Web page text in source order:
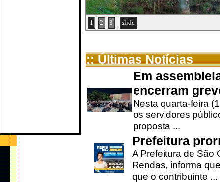
1 2 3 slide
:: Últimas Notícias
Em
encerram
Nesta quarta-feira
os servidores
proposta ...
Prefeitura
A Prefeitura de São
Rendas, informa
que o contribuinte ...